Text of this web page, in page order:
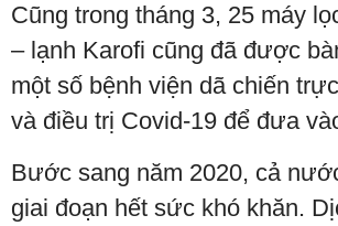
Cũng trong tháng 3, 25 máy
– lạnh Karofi cũng đã được
một số bệnh viện dã chiến
và điều trị Covid-19 để đưa
Bước sang năm 2020, cả
giai đoạn hết sức khó khăn.